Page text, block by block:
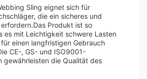
Sling eignet sich für
die ein sicheres und
Produkt ist so
es mit Leichtigkeit schwere Lasten
einen langfristigen Gebrauch
CE-, GS- und ISO9001-
gewährleisten die Qualität des